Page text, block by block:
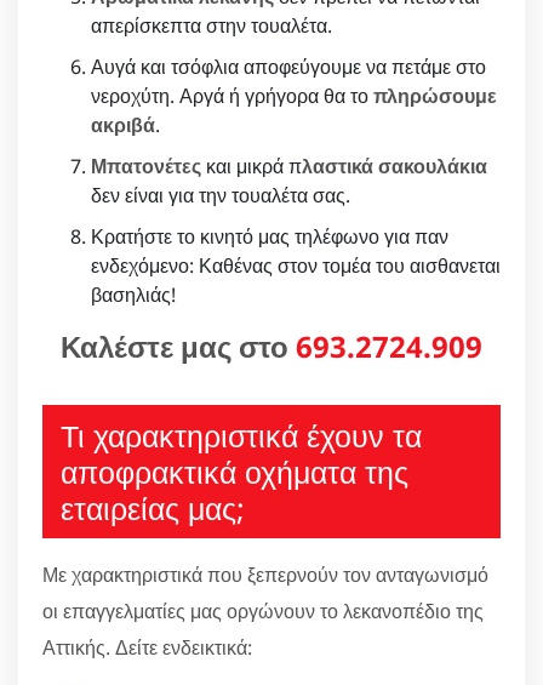
απερίσκεπτα στην τουαλέτα.
Αυγά και τσόφλια αποφεύγουμε να πετάμε στο
νεροχύτη. Αργά ή γρήγορα θα τοπληρώσουμε
ακριβά.
Μπατονέτες και μικρά πλαστικά σακουλάκια
δεν είναι για την τουαλέτα σας.
Κρατήστε το κινητό μας τηλέφωνο για παν
ενδεχόμενο: Καθένας στον τομέα του αισθανεται
βασηλιάς!
Καλέστε μας στο 693.2724.909
Τι χαρακτηριστικά έχουν τα
αποφρακτικά οχήματα της
εταιρείας μας;
Με χαρακτηριστικά που ξεπερνούν τον ανταγωνισμό
οι επαγγελματίες μας οργώνουν το λεκανοπέδιο της
Αττικής. Δείτε ενδεικτικά: